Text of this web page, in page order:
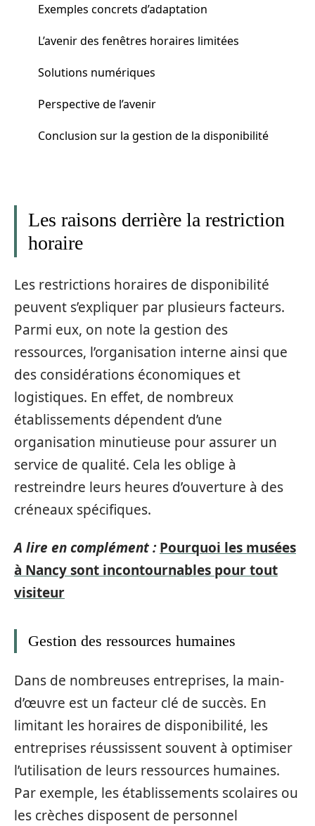
Exemples concrets d’adaptation
L’avenir des fenêtres horaires limitées
Solutions numériques
Perspective de l’avenir
Conclusion sur la gestion de la disponibilité
Les raisons derrière la restriction
horaire
Les restrictions horaires de disponibilité
peuvent s’expliquer par plusieurs facteurs.
Parmi eux, on note la gestion des
ressources, l’organisation interne ainsi que
des considérations économiques et
logistiques. En effet, de nombreux
établissements dépendent d’une
organisation minutieuse pour assurer un
service de qualité. Cela les oblige à
restreindre leurs heures d’ouverture à des
créneaux spécifiques.
A lire en complément : Pourquoi les musées
à Nancy sont incontournables pour tout
visiteur
Gestion des ressources humaines
Dans de nombreuses entreprises, la main-
d’œuvre est un facteur clé de succès. En
limitant les horaires de disponibilité, les
entreprises réussissent souvent à optimiser
l’utilisation de leurs ressources humaines.
Par exemple, les établissements scolaires ou
les crèches disposent de personnel